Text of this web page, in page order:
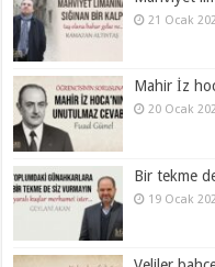
21 Ocak
Mahir İz
20 Ocak
Bir tekme
19 Ocak